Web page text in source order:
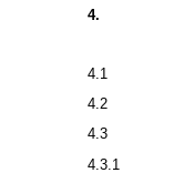
4.
4.1
4.2
4.3
4.3.1